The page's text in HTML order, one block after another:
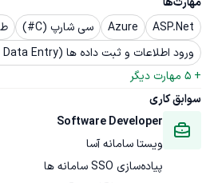
ASP.Net
Azure سی شارپ (C#)
ورود اطلاعات و ثبت داده ها (Data Entry - دیتا اینتری)
+
5 مهارت دیگر
سوابق کاری
Software Developer
ویستا سامانه آسا